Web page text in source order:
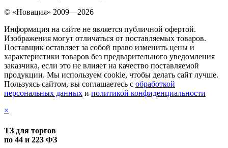
© «Новация» 2009—2026
Информация на сайте не является публичной офертой.
Изображения могут отличаться от поставляемых товаров.
Поставщик оставляет за собой право изменить цены и
характеристики товаров без предварительного уведомления
заказчика, если это не влияет на качество поставляемой
продукции. Мы используем cookie, чтобы делать сайт лучше.
Пользуясь сайтом, вы соглашаетесь с обработкой
персональных данных и политикой конфиденциальности
×
ТЗ для торгов
по 44 и 223 ФЗ